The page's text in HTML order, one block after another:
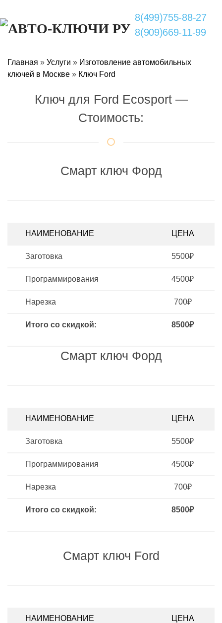
8(499)755-88-27
8(909)669-11-99
Главная » Услуги » Изготовление автомобильных
ключей в Москве » Ключ Ford
Ключ для Ford Ecosport —
Стоимость:
Смарт ключ Форд
НАИМЕНОВАНИЕ ЦЕНА
Заготовка 5500₽
Программирования 4500₽
Нарезка 700₽
Итого со скидкой: 8500₽
Смарт ключ Форд
НАИМЕНОВАНИЕ ЦЕНА
Заготовка 5500₽
Программирования 4500₽
Нарезка 700₽
Итого со скидкой: 8500₽
Смарт ключ Ford
НАИМЕНОВАНИЕ ЦЕНА